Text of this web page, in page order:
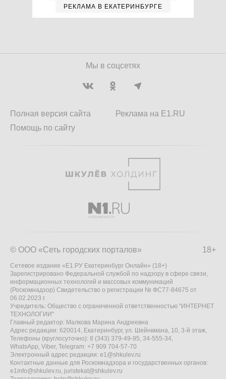
РЕКЛАМА В ЕКАТЕРИНБУРГЕ
Мы в соцсетях
Полная версия сайта
Помощь по сайту
Реклама на E1.RU
18+
© ООО «Сеть городских порталов»
Сетевое издание «Е1.РУ Екатеринбург Онлайн» (18+)
Зарегистрировано Федеральной службой по надзору в сфере связи,
информационных технологий и массовых коммуникаций
(Роскомнадзор) Свидетельство о регистрации № ФС77-84675 от
06.02.2023 г.
Учредитель: Общество с ограниченной ответственностью "ИНТЕРНЕТ
ТЕХНОЛОГИИ"
Главный редактор: Малкова Марина Андреевна
Адрес редакции: 620014, Екатеринбург, ул. Шейнкмана, 10, 3-й этаж,
Телефоны (круглосуточно): 8 (343) 379-49-95, 34-555-34,
WhatsApp, Viber, Telegram: +7 909 704-57-70
Электронный адрес редакции: e1@shkulev.ru
Контактные данные для Роскомнадзора и государственных органов:
e1info@shkulev.ru, juristekat@shkulev.ru